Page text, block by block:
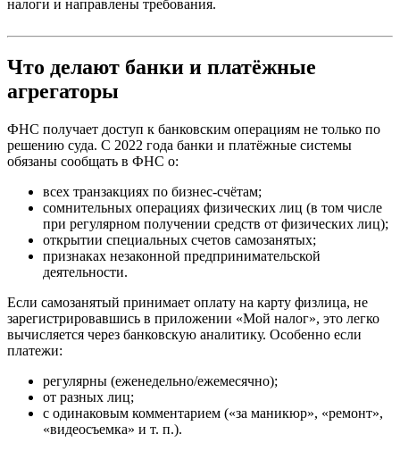
налоги и направлены требования.
Что делают банки и платёжные
агрегаторы
ФНС получает доступ к банковским операциям не только по
решению суда. С 2022 года банки и платёжные системы
обязаны сообщать в ФНС о:
всех транзакциях по бизнес-счётам;
сомнительных операциях физических лиц (в том числе
при регулярном получении средств от физических лиц);
открытии специальных счетов самозанятых;
признаках незаконной предпринимательской
деятельности.
Если самозанятый принимает оплату на карту физлица, не
зарегистрировавшись в приложении «Мой налог», это легко
вычисляется через банковскую аналитику. Особенно если
платежи:
регулярны (еженедельно/ежемесячно);
от разных лиц;
с одинаковым комментарием («за маникюр», «ремонт»,
«видеосъемка» и т. п.).